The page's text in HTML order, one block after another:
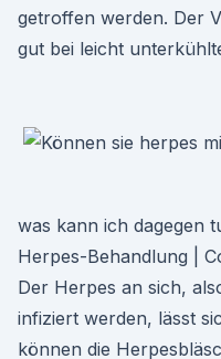
getroffen werden. Der
gut bei leicht
was kann ich dagegen
Herpes-Behandlung |
Der Herpes an sich,
infiziert werden, lässt
können die